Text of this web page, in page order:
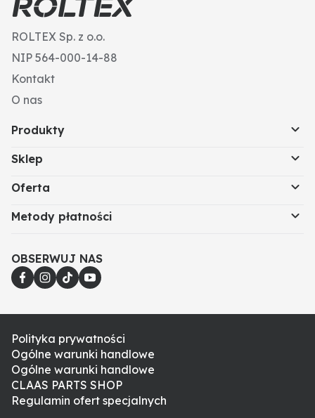
ROLTEX Sp. z o.o.
NIP 564-000-14-88
Kontakt
O nas
Produkty
Sklep
Oferta
Metody płatności
OBSERWUJ NAS
Polityka prywatności
Ogólne warunki handlowe
Ogólne warunki handlowe
CLAAS PARTS SHOP
Regulamin ofert specjalnych